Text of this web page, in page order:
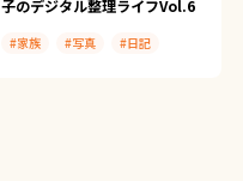
子のデジタル整理ライフVol.6
#家族 #写真
#日記